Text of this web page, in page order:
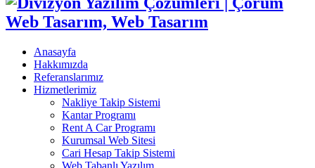
Anasayfa
Hakkımızda
Referanslarımız
Hizmetlerimiz
Nakliye Takip Sistemi
Kantar Programı
Rent A Car Programı
Kurumsal Web Sitesi
Cari Hesap Takip Sistemi
Web Tabanlı Yazılım